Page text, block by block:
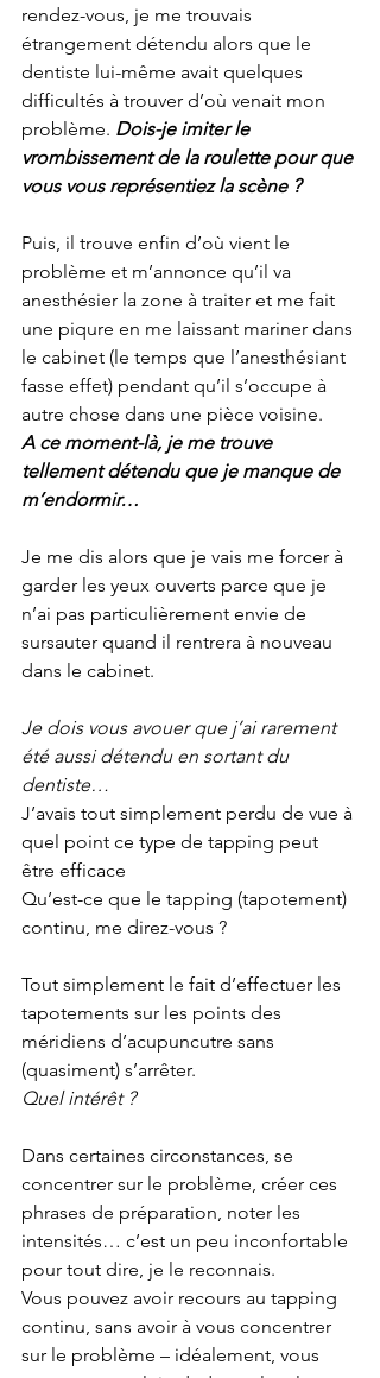
rendez-vous, je me trouvais
étrangement détendu alors que le
dentiste lui-même avait quelques
difficultés à trouver d’où venait mon
problème. Dois-je imiter le
vrombissement de la roulette pour que
vous vous représentiez la scène ?
Puis, il trouve enfin d’où vient le
problème et m’annonce qu’il va
anesthésier la zone à traiter et me fait
une piqure en me laissant mariner dans
le cabinet (le temps que l’anesthésiant
fasse effet) pendant qu’il s’occupe à
autre chose dans une pièce voisine.
A ce moment-là, je me trouve
tellement détendu que je manque de
m’endormir…
Je me dis alors que je vais me forcer à
garder les yeux ouverts parce que je
n’ai pas particulièrement envie de
sursauter quand il rentrera à nouveau
dans le cabinet.
Je dois vous avouer que j’ai rarement
été aussi détendu en sortant du
dentiste…
J’avais tout simplement perdu de vue à
quel point ce type de tapping peut
être efficace
Qu’est-ce que le tapping (tapotement)
continu, me direz-vous ?
Tout simplement le fait d’effectuer les
tapotements sur les points des
méridiens d’acupuncutre sans
(quasiment) s’arrêter.
Quel intérêt ?
Dans certaines circonstances, se
concentrer sur le problème, créer ces
phrases de préparation, noter les
intensités… c’est un peu inconfortable
pour tout dire, je le reconnais.
Vous pouvez avoir recours au tapping
continu, sans avoir à vous concentrer
sur le problème – idéalement, vous